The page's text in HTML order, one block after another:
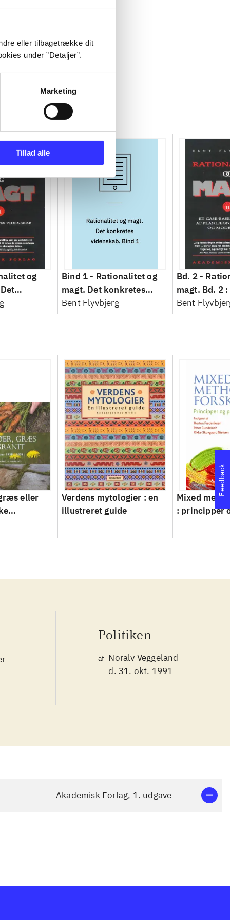
eller tilbagetrække dit
under ”Detaljer”.
Marketing
Tillad alle
og
Bind 1 - Rationalitet og
magt. Det konkretes
videnskab. Bind 1
Bent Flyvbjerg
Bd. 2 -
magt. Bd. 2
baseret
Bent
eller
Verdens mytologier : en
illustreret guide
Mixed
: principper
Politiken
af Noralv Veggeland
d. 31. okt. 1991
Akademisk Forlag, 1. udgave
Feedback